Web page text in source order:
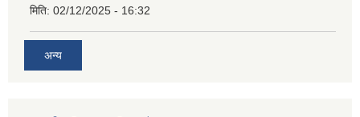
मिति: 02/12/2025 - 16:32
अन्य